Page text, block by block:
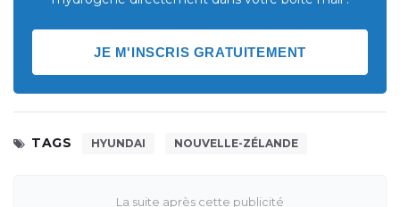
JE M'INSCRIS GRATUITEMENT
TAGS HYUNDAI NOUVELLE-ZÉLANDE